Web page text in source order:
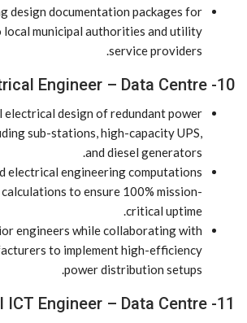
design documentation packages for
local municipal authorities and utility
service providers.
10- Principal Electrical Engineer – Data Centre
electrical design of redundant power
sub-stations, high-capacity UPS,
and diesel generators.
electrical engineering computations
to ensure 100% mission-
critical uptime.
engineers while collaborating with
to implement high-efficiency
power distribution setups.
11- Principal ICT Engineer – Data Centre